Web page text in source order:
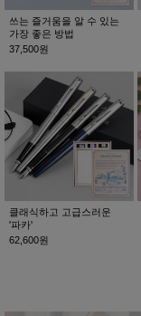
쓰는 즐거움을 알 수 있는
가장 좋은 방법
37,500원
클래식하고 고급스러운
'파카'
62,600원